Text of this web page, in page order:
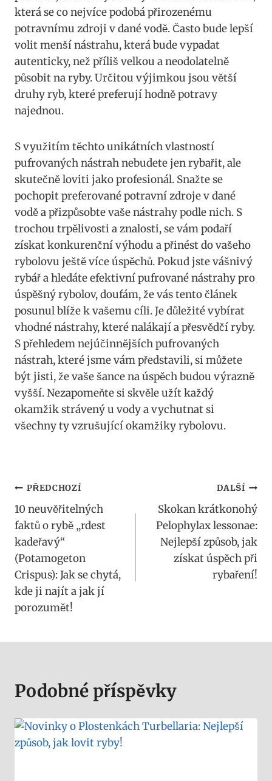
která se co‌ nejvíce podobá přirozenému
potravnímu zdroji v dané ‍vodě. Často bude lepší
volit menší nástrahu, která bude vypadat
autenticky, než příliš ‌velkou a neodolatelně
působit​ na ryby. Určitou výjimkou jsou větší
druhy ryb, které preferují hodně potravy
najednou.
S využitím těchto⁣ unikátních vlastností
pufrovaných nástrah nebudete jen rybařit, ⁣ale
skutečně loviti jako ‍profesionál. Snažte se
pochopit preferované potravní zdroje v dané
vodě a ‌přizpůsobte vaše nástrahy podle nich. S
trochou trpělivosti a znalosti, se vám podaří
získat⁢ konkurenční výhodu a přinést do vašeho
rybolovu ještě více úspěchů. Pokud jste ‍vášnivý
rybář a hledáte efektivní pufrované nástrahy pro
úspěšný ⁣rybolov, doufám, že vás tento ⁤článek
posunul blíže‍ k vašemu cíli. Je důležité vybírat
vhodné‍ nástrahy, které nalákají a přesvědčí ryby.‍
S přehledem nejúčinnějších pufrovaných
nástrah, které jsme vám představili, si můžete
být jisti, že vaše šance na úspěch budou výrazně
vyšší. Nezapomeňte si skvěle užít každý
okamžik strávený u vody a⁣ vychutnat si
všechny ty vzrušující okamžiky rybolovu.
Navigace
pro
příspěvek
PŘEDCHOZÍ
10 neuvěřitelných
faktů o rybě „rdest
kadeřavý“
(Potamogeton
Crispus): Jak se chytá,
kde ji najít a jak jí
porozumět!
DALŠÍ
Skokan krátkonohý
Pelophylax lessonae:
Nejlepší způsob, jak
získat úspěch při
rybaření!
Podobné příspěvky